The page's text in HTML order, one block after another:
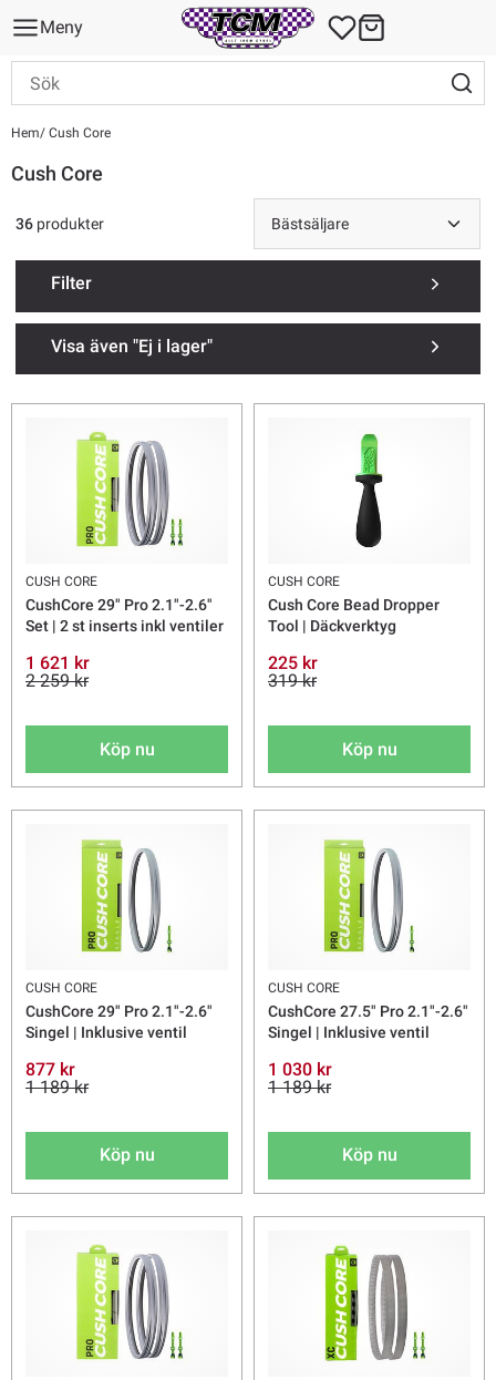
Meny
Hem Cush Core
Cush Core
Filter
Visa även "Ej i lager"
36 produkter
CUSH CORE
CushCore 29" Pro 2.1"-2.6"
Set | 2 st inserts inkl ventiler
1 621 kr
2 259 kr
Köp nu
CUSH CORE
Cush Core Bead Dropper
Tool | Däckverktyg
225 kr
319 kr
Köp nu
CUSH CORE
CushCore 29" Pro 2.1"-2.6"
Singel | Inklusive ventil
877 kr
1 189 kr
Köp nu
CUSH CORE
CushCore 27.5" Pro 2.1"-2.6"
Singel | Inklusive ventil
1 030 kr
1 189 kr
Köp nu